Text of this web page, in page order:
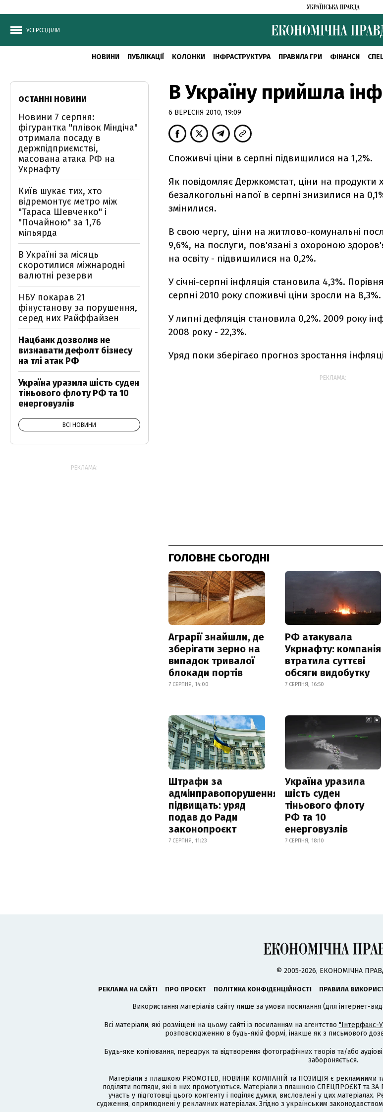
УСІ РОЗДІЛИ
НОВИНИ ПУБЛІКАЦІЇ КОЛОНКИ ІНФРАСТРУКТУРА ПРАВИЛА ГРИ ФІНАНСИ
В Україну прийшла
6 ВЕРЕСНЯ 2010, 19:09
Споживчі ціни в серпні підвищилися на 1,2%.
Як повідомляє Держкомстат, ціни на продукти
безалкогольні напої в серпні знизилися на
змінилися.
В свою чергу, ціни на житлово-комунальні
9,6%, на послуги, пов'язані з охороною
на освіту - підвищилися на 0,2%.
У січні-серпні інфляція становила 4,3%.
серпні 2010 року споживчі ціни зросли на 8,3%.
У липні дефляція становила 0,2%. 2009 року
2008 року - 22,3%.
Уряд поки зберігаєо прогноз зростання
РЕКЛАМА:
ГОЛОВНЕ СЬОГОДНІ
Аграрії знайшли, де
зберігати зерно на
випадок тривалої
блокади портів
7 СЕРПНЯ, 14:00
РФ атакувала
Укрнафту: компанія
втратила суттєві
обсяги видобутку
7 СЕРПНЯ, 16:50
Штрафи за
адмінправопорушення
підвищать: уряд
подав до Ради
законопроєкт
7 СЕРПНЯ, 11:23
Україна уразила
шість суден
тіньового флоту
РФ та 10
енерговузлів
7 СЕРПНЯ, 18:10
ОСТАННІ НОВИНИ
Новини 7 серпня:
фігурантка "плівок Міндіча"
отримала посаду в
держпідприємстві,
масована атака РФ на
Укрнафту
Київ шукає тих, хто
відремонтує метро між
"Тараса Шевченко" і
"Почайною" за 1,76
мільярда
В Україні за місяць
скоротилися міжнародні
валютні резерви
НБУ покарав 21
фінустанову за порушення,
серед них Райффайзен
Нацбанк дозволив не
визнавати дефолт бізнесу
на тлі атак РФ
Україна уразила шість суден
тіньового флоту РФ та 10
енерговузлів
ВСІ НОВИНИ
РЕКЛАМА:
© 2005-2026, ЕКОНОМІЧНА
РЕКЛАМА НА САЙТІ ПРО ПРОЄКТ ПОЛІТИКА КОНФІДЕНЦІЙНОСТІ ПРАВИЛА
Використання матеріалів сайту лише за умови посилання (для інтернет-
Всі матеріали, які розміщені на цьому сайті із посиланням на агентство "Інтерфакс-
розповсюдженню в будь-якій формі, інакше як з письмового
Будь-яке копіювання, передрук та відтворення фотографічних творів та/або
забороняється.
Матеріали з плашкою PROMOTED, НОВИНИ КОМПАНІЙ та ПОЗИЦІЯ є рекламними
поділяти погляди, які в них промотуються. Матеріали з плашкою СПЕЦПРОЄКТ та
участь у підготовці цього контенту і поділяє думки, висловлені у цих матеріалах.
судження, оприлюднені у рекламних матеріалах. Згідно з українським